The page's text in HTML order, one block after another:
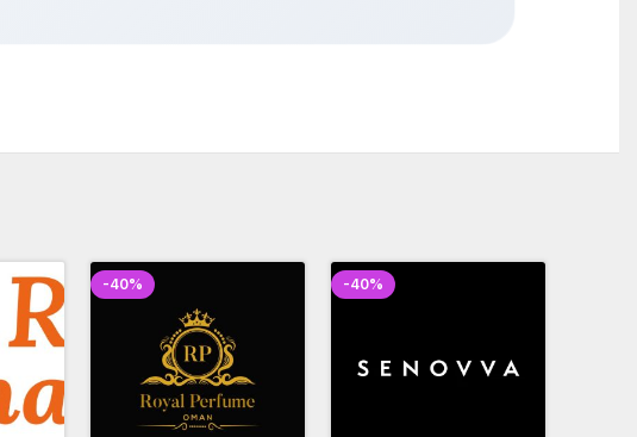
-40% -40%